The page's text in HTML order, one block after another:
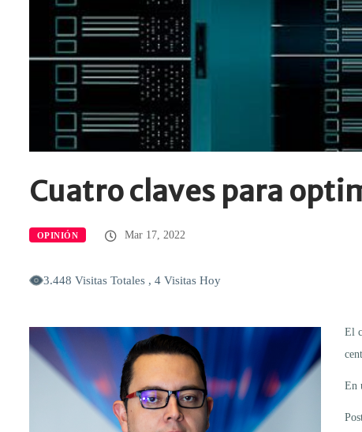
Cuatro claves para
OPINIÓN Mar 17, 2022
3.448 Visitas Totales , 4 Visitas Hoy
El
En